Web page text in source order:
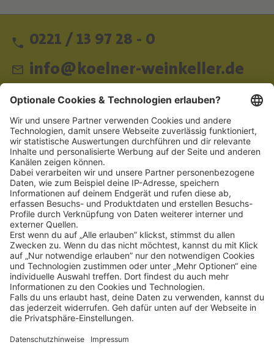
0221 / 13 97 28 - 0
info@koelner-weinkeller.de
Schnellzugriff
ZAHLUNGSMETHODEN
SOCIAL
NEWSLETTER
BESUCHEN SIE UNS
Alle Preise inkl. gesetzl. Mehrwertsteuer zzgl. Versandkosten und ggf.
Nachnahmegebühren, wenn nicht anders angegeben.